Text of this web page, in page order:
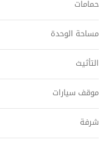
حمامات
مساحة الوحدة
التأثيث
موقف سيارات
شرفة